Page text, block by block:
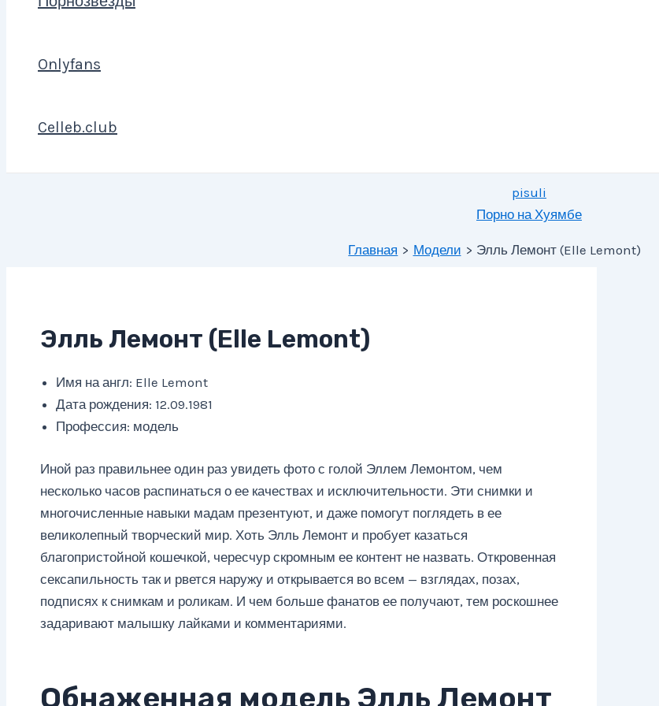
Onlyfans
Celleb.club
pisuli
Порно на Хуямбе
Главная Модели Элль Лемонт (Elle Lemont)
Элль Лемонт (Elle Lemont)
Имя на англ: Elle Lemont
Дата рождения: 12.09.1981
Профессия: модель
Иной раз правильнее один раз увидеть фото с голой Эллем Лемонтом, чем
несколько часов распинаться о ее качествах и исключительности. Эти снимки и
многочисленные навыки мадам презентуют, и даже помогут поглядеть в ее
великолепный творческий мир. Хоть Элль Лемонт и пробует казаться
благопристойной кошечкой, чересчур скромным ее контент не назвать. Откровенная
сексапильность так и рвется наружу и открывается во всем — взглядах, позах,
подписях к снимкам и роликам. И чем больше фанатов ее получают, тем роскошнее
задаривают малышку лайками и комментариями.
Обнаженная модель Элль Лемонт